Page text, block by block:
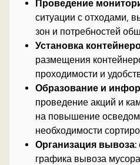
Проведение
ситуации с отходами,
зон и потребностей
Установка
размещения
проходимости и
Образование и
проведение акций и
на повышение
необходимости
Организация вывоза:
графика вывоза